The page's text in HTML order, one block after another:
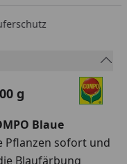
g
Blaue
Pflanzen sofort und
Blaufärbung